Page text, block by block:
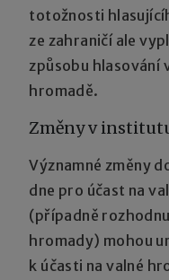
totožnosti
ze zahraničí ale
způsobu hlasování
hromadě.
Změny v
Významné změny
dne pro účast na
(případně
hromady) mohou
k účasti na valné